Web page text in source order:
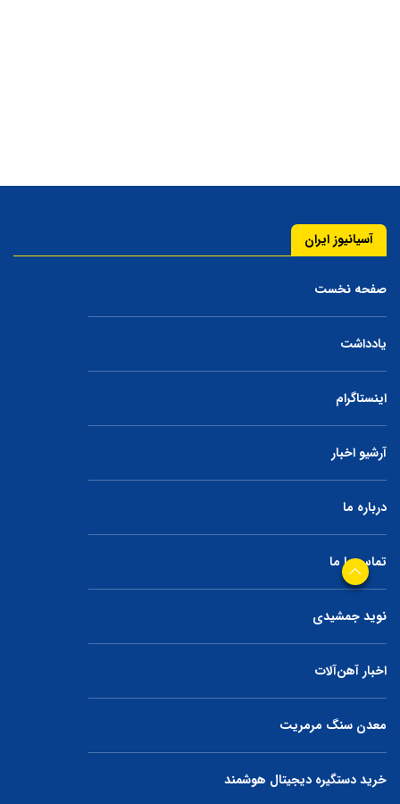
آسیانیوز ایران
صفحه نخست
یادداشت
اینستاگرام
آرشیو اخبار
درباره ما
تماس با ما
نوید جمشیدی
اخبار آهن‌آلات
معدن سنگ مرمریت
خرید دستگیره دیجیتال هوشمند